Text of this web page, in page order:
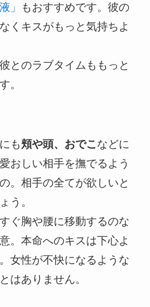
」
もおすすめです。彼の
くキスがもっと気持ちよ
とのラブタイムももっと
。
も頬や頭、おでこ などに
おしい相手を撫でるよう
。相手の全てが欲しいと
う。
ぐ胸や腰に移動するのな
。 本命へのキスは下心よ
女性が不快になるような
はありません。